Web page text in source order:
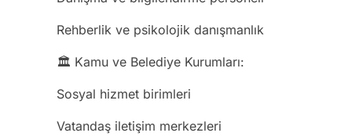
Rehberlik ve psikolojik danışmanlık
🏛️ Kamu ve Belediye Kurumları:
Sosyal hizmet birimleri
Vatandaş iletişim merkezleri